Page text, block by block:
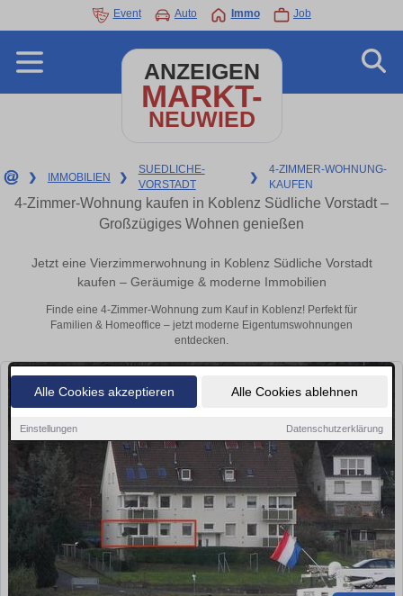
Alle Cookies akzeptieren Alle Cookies ablehnen
Einstellungen Datenschutzerklärung
Event Auto Immo Job
ANZEIGEN
MARKT-
NEUWIED
❯ IMMOBILIEN ❯
SUEDLICHE-
VORSTADT
❯
4-ZIMMER-WOHNUNG-
KAUFEN
4-Zimmer-Wohnung kaufen in Koblenz Südliche Vorstadt –
Großzügiges Wohnen genießen
Jetzt eine Vierzimmerwohnung in Koblenz Südliche Vorstadt
kaufen – Geräumige & moderne Immobilien
Finde eine 4-Zimmer-Wohnung zum Kauf in Koblenz! Perfekt für
Familien & Homeoffice – jetzt moderne Eigentumswohnungen
entdecken.